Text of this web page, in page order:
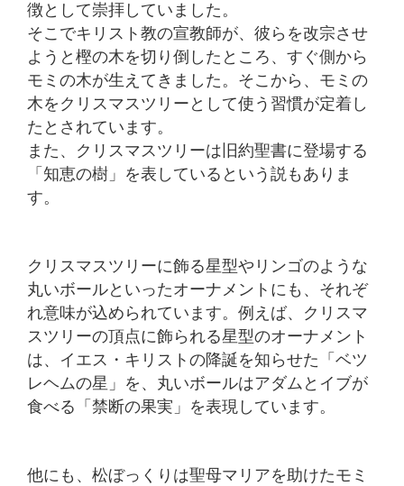
徴として崇拝していました。
そこでキリスト教の宣教師が、彼らを改宗させ
ようと樫の木を切り倒したところ、すぐ側から
モミの木が生えてきました。そこから、モミの
木をクリスマスツリーとして使う習慣が定着し
たとされています。
また、クリスマスツリーは旧約聖書に登場する
「知恵の樹」を表しているという説もありま
す。
クリスマスツリーに飾る星型やリンゴのような
丸いボールといったオーナメントにも、それぞ
れ意味が込められています。例えば、クリスマ
スツリーの頂点に飾られる星型のオーナメント
は、イエス・キリストの降誕を知らせた「ベツ
レヘムの星」を、丸いボールはアダムとイブが
食べる「禁断の果実」を表現しています。
他にも、松ぼっくりは聖母マリアを助けたモミ